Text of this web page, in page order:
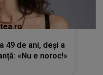
49 de ani, deși a
«Nu e noroc!»